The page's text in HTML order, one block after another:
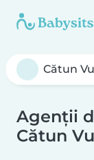
Agenții
Cătun